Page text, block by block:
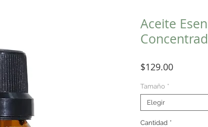
Aceite
$129.00Precio
Tamaño *
Elegir
Cantidad *